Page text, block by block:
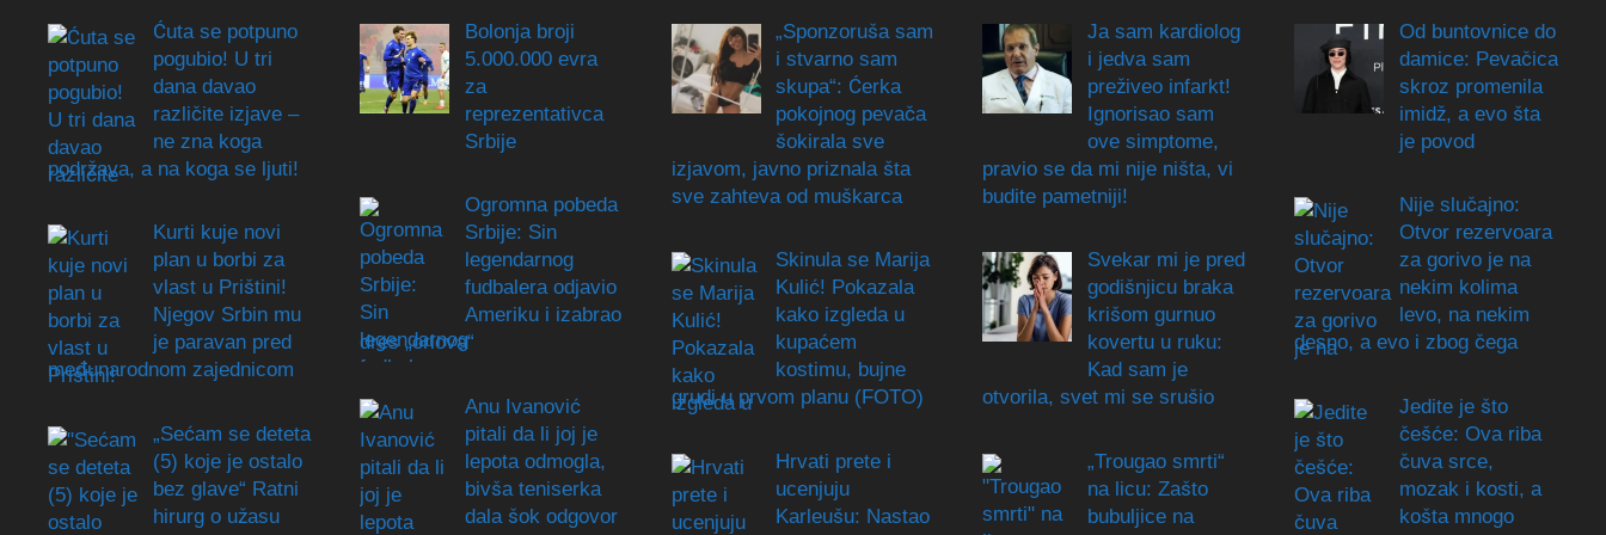
Ćuta se potpuno
pogubio! U tri
dana davao
različite izjave –
ne zna koga
podržava, a na koga se ljuti!
Kurti kuje novi
plan u borbi za
vlast u Prištini!
Njegov Srbin mu
je paravan pred
međunarodnom zajednicom
„Sećam se deteta
(5) koje je ostalo
bez glave“ Ratni
hirurg o užasu
Bolonja broji
5.000.000 evra
za
reprezentativca
Srbije
Ogromna pobeda
Srbije: Sin
legendarnog
fudbalera odjavio
Ameriku i izabrao
dres „orlova“
Anu Ivanović
pitali da li joj je
lepota odmogla,
bivša teniserka
dala šok odgovor
„Sponzoruša sam
i stvarno sam
skupa“: Ćerka
pokojnog pevača
šokirala sve
izjavom, javno priznala šta
sve zahteva od muškarca
Skinula se Marija
Kulić! Pokazala
kako izgleda u
kupaćem
kostimu, bujne
grudi u prvom planu (FOTO)
Hrvati prete i
ucenjuju
Karleušu: Nastao
Ja sam kardiolog
i jedva sam
preživeo infarkt!
Ignorisao sam
ove simptome,
pravio se da mi nije ništa, vi
budite pametniji!
Svekar mi je pred
godišnjicu braka
krišom gurnuo
kovertu u ruku:
Kad sam je
otvorila, svet mi se srušio
„Trougao smrti“
na licu: Zašto
bubuljice na
Od buntovnice do
damice: Pevačica
skroz promenila
imidž, a evo šta
je povod
Nije slučajno:
Otvor rezervoara
za gorivo je na
nekim kolima
levo, na nekim
desno, a evo i zbog čega
Jedite je što
češće: Ova riba
čuva srce,
mozak i kosti, a
košta mnogo